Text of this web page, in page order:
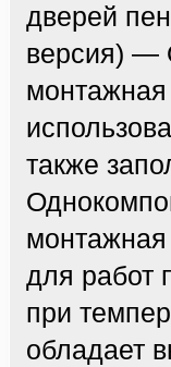
дверей
версия) —
монтажная
также
для работ
при
обладает